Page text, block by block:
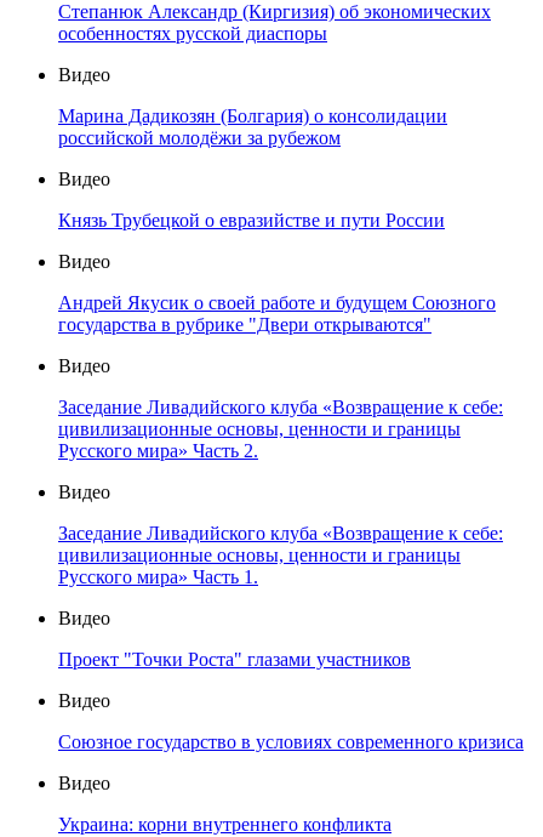
Степанюк Александр (Киргизия) об экономических
особенностях русской диаспоры
Видео
Марина Дадикозян (Болгария) о консолидации
российской молодёжи за рубежом
Видео
Князь Трубецкой о евразийстве и пути России
Видео
Андрей Якусик о своей работе и будущем Союзного
государства в рубрике "Двери открываются"
Видео
Заседание Ливадийского клуба «Возвращение к себе:
цивилизационные основы, ценности и границы
Русского мира» Часть 2.
Видео
Заседание Ливадийского клуба «Возвращение к себе:
цивилизационные основы, ценности и границы
Русского мира» Часть 1.
Видео
Проект "Точки Роста" глазами участников
Видео
Союзное государство в условиях современного кризиса
Видео
Украина: корни внутреннего конфликта